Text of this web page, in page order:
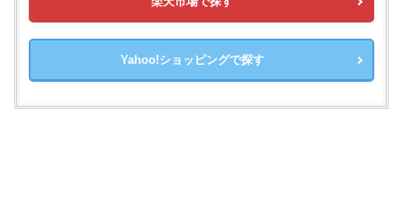
Yahoo!ショッピングで探す